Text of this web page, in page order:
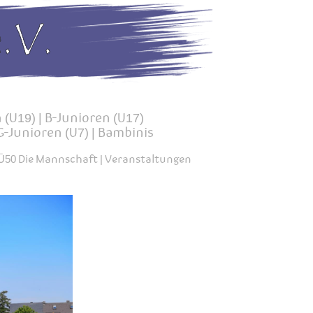
| B-Junioren (U17)
Junioren (U7) | Bambinis
Die Mannschaft| Veranstaltungen